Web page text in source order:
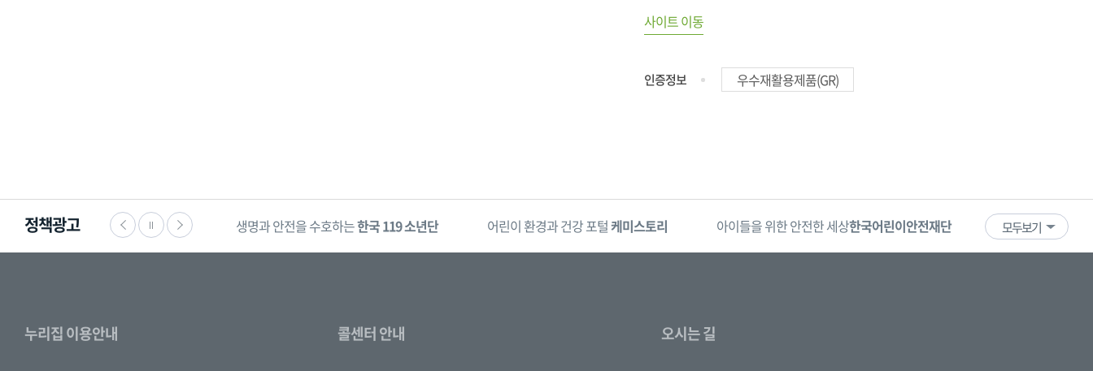
사이트 이동
인증정보 우수재활용제품(GR)
정책광고 생명과 안전을 수호하는한국 119 소년단 어린이 환경과 건강 포털케미스토리 아이들을 위한 안전한 세상한국어린이안전재단 어린이·청소년
모두보기
누리집 이용안내 콜센터 안내 오시는 길